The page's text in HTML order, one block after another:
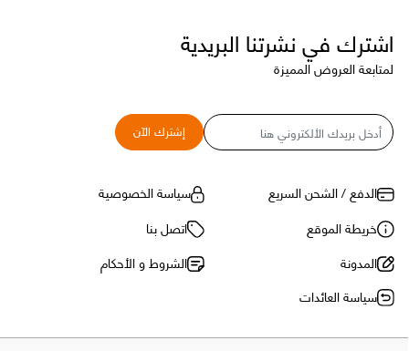
اشترك في نشرتنا البريدية
لمتابعة العروض المميزة
البريد
الإلكتروني
إشترك الآن
الدفع / الشحن السريع
سياسة الخصوصية
خريطة الموقع
اتصل بنا
المدونة
الشروط و الأحكام
سياسة العائدات